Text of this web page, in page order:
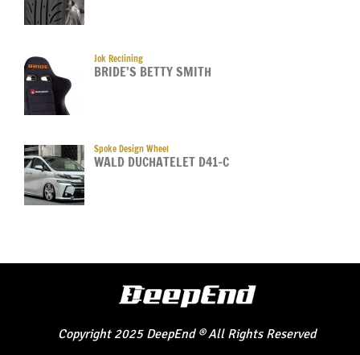
Jok Reclining
BRIDE’S BETTY SMITH
Spoke Design Wheel
WALD DUCHATELET D41-C
Copyright 2025 DeepEnd®All Rights Reserved